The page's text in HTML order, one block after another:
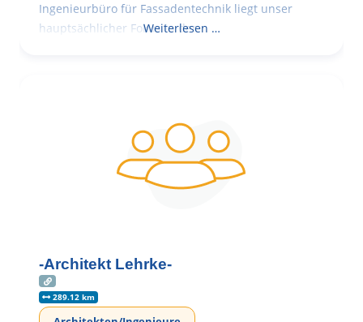
Ingenieurbüro für Fassadentechnik liegt unser
hauptsächlicher Fokus in der
Weiterlesen …
-Architekt Lehrke-
289.12 km